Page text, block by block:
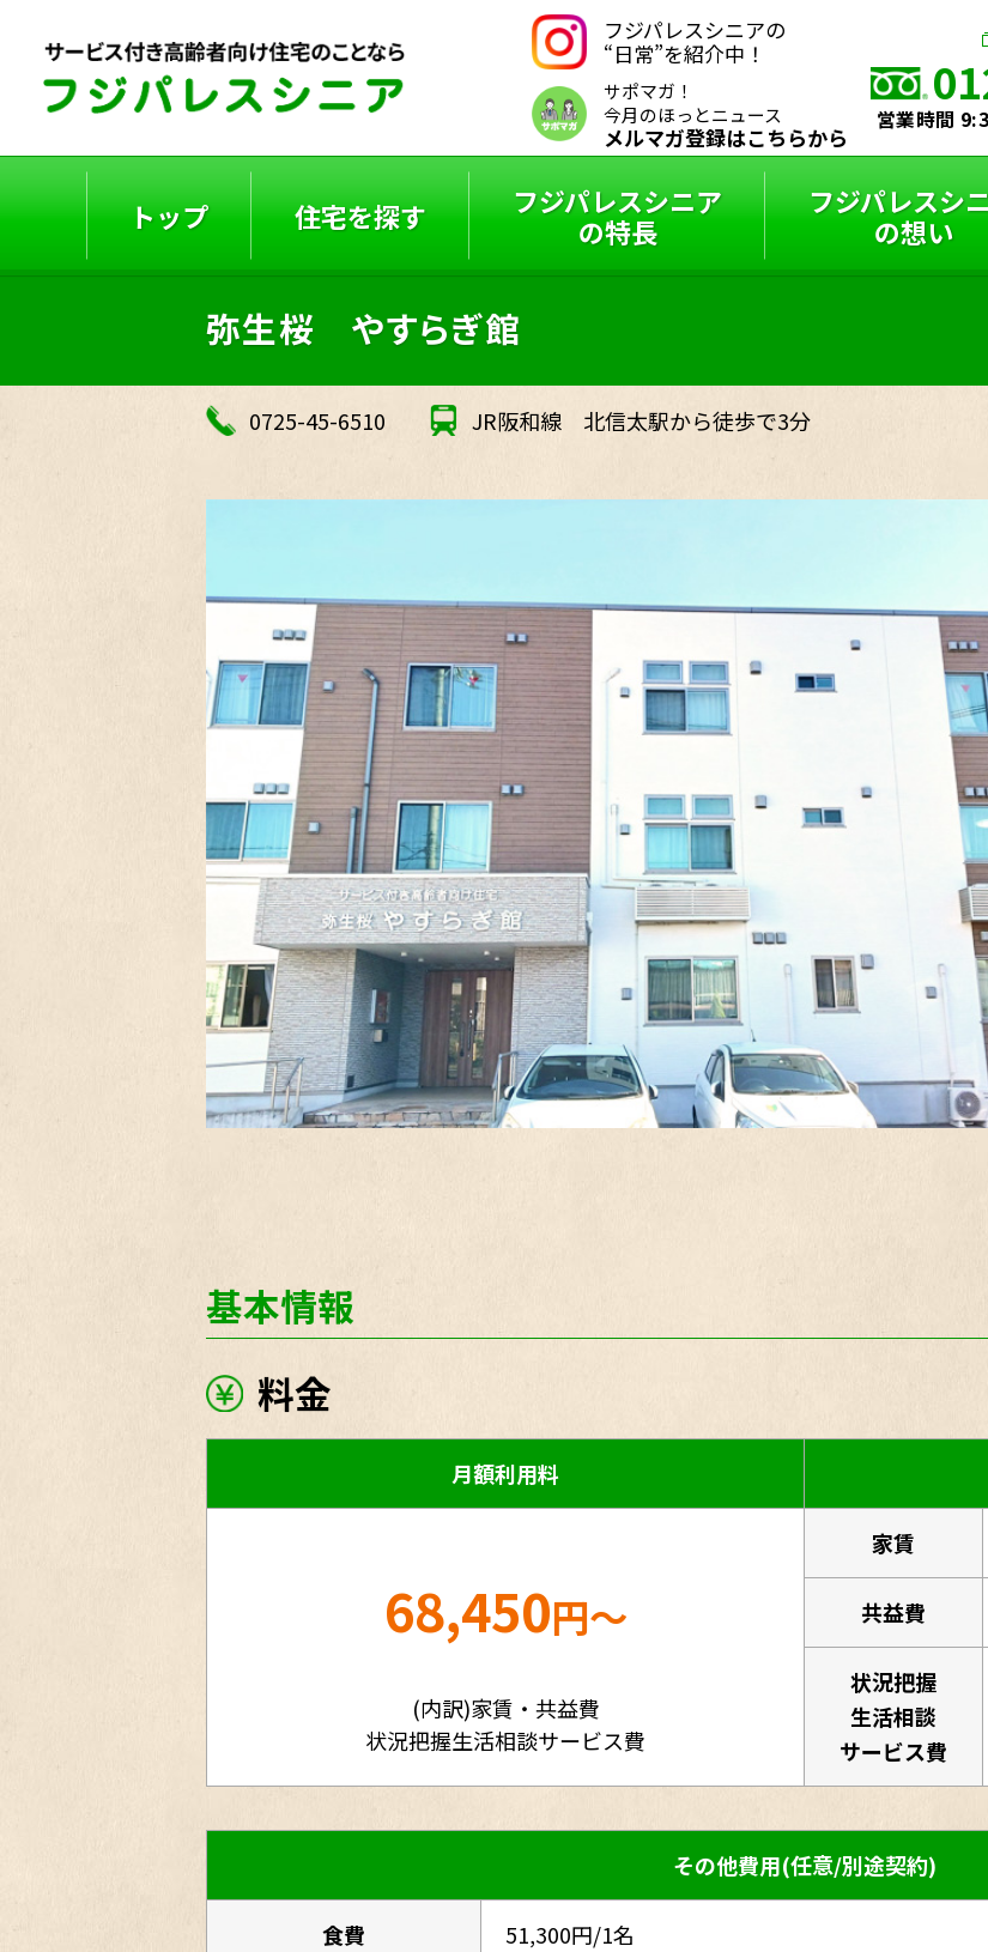
フジパレスシニアの
“日常”を紹介中！
サポマガ！
今月のほっとニュース
メルマガ登録はこちらから
営業時間
トップ 住宅を探す
フジパレスシニア
の特長
フジパレスシ
の想い
サポーターズブログ
特選コラ
は？
弥生桜 やすらぎ館
0725-45-6510 JR阪和線 北信太駅から徒歩で3分
基本情報
料金
月額利用料
68,450円～
(内訳)家賃・共益費
状況把握生活相談サービス費
家賃
共益費
状況把握
生活相談
サービス費
その他費用(任意/別途契約)
食費 51,300円/1名